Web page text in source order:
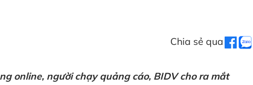
Chia sẻ qua
online, người chạy quảng cáo, BIDV cho ra mắt